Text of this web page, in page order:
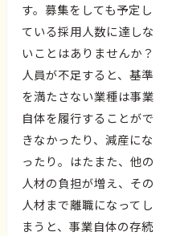
す。募集をしても予定し
ている採用人数に達しな
いことはありませんか？
人員が不足すると、基準
を満たさない業種は事業
自体を履行することがで
きなかったり、減産にな
ったり。はたまた、他の
人材の負担が増え、その
人材まで離職になってし
まうと、事業自体の存続